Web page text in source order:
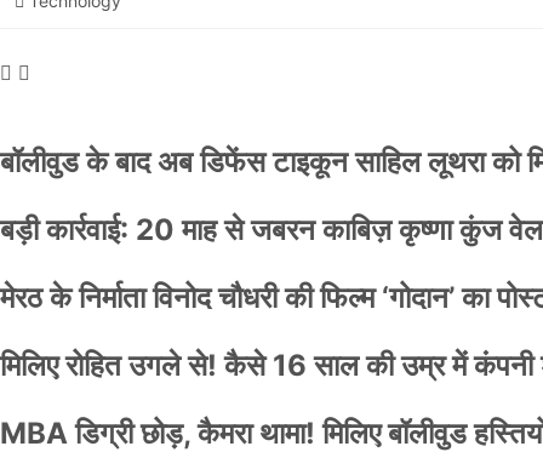
बॉलीवुड के बाद अब डिफेंस टाइकून साहिल लूथरा को
बड़ी कार्रवाई: 20 माह से जबरन काबिज़ कृष्णा कुंज
मेरठ के निर्माता विनोद चौधरी की फिल्म ‘गोदान’
मिलिए रोहित उगले से! कैसे 16 साल की उम्र में
MBA डिग्री छोड़, कैमरा थामा! मिलिए बॉलीवुड